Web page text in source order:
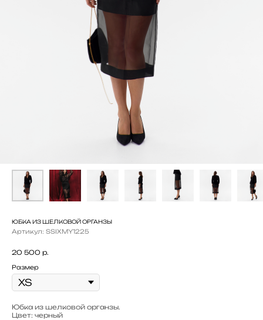
ЮБКА ИЗ ШЕЛКОВОЙ ОРГАНЗЫ
Артикул: SSIXMY1225
20 500 р.
Размер
Юбка из шелковой органзы.
Цвет: черный